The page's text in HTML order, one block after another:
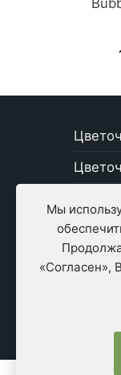
Мы
«Согласен»,